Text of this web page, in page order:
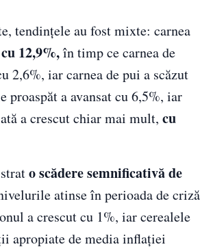
tendințele au fost mixte: carnea
12,9%,în timp ce carnea de
2,6%, iar carnea de pui a scăzut
proaspăt a avansat cu 6,5%, iar
a crescut chiar mai mult, cu
o scădere semnificativă de
atinse în perioada de criză
a crescut cu 1%, iar cerealele
apropiate de media inflației